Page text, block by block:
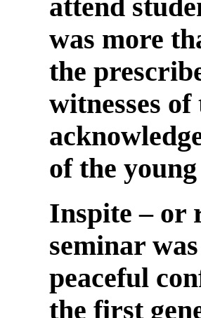
attend
was more
the
witnesses
of the
Inspite – or
seminar
peaceful
the first